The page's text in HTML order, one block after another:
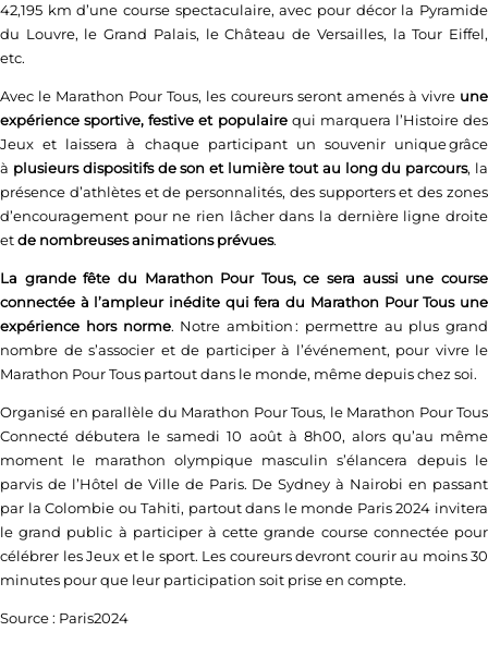
42,195 km d’une course spectaculaire, avec pour décor la Pyramide
du Louvre, le Grand Palais, le Château de Versailles, la Tour Eiffel,
etc.
Avec le Marathon Pour Tous, les coureurs seront amenés à vivre une
expérience sportive, festive et populairequi marquera l’Histoire des
Jeux et laissera à chaque participant un souvenir unique grâce
à plusieurs dispositifs de son et lumière tout au long du parcours, la
présence d’athlètes et de personnalités, des supporters et des zones
d’encouragement pour ne rien lâcher dans la dernière ligne droite
etde nombreuses animations prévues.
La grande fête du Marathon Pour Tous, ce sera aussi une course
connectée à l’ampleur inédite qui fera du Marathon Pour Tous une
expérience hors norme. Notre ambition : permettre au plus grand
nombre de s’associer et de participer à l’événement, pour vivre le
Marathon Pour Tous partout dans le monde, même depuis chez soi.
Organisé en parallèle du Marathon Pour Tous, le Marathon Pour Tous
Connecté débutera le samedi 10 août à 8h00, alors qu’au même
moment le marathon olympique masculin s’élancera depuis le
parvis de l’Hôtel de Ville de Paris. De Sydney à Nairobi en passant
par la Colombie ou Tahiti, partout dans le monde Paris 2024 invitera
le grand public à participer à cette grande course connectée pour
célébrer les Jeux et le sport. Les coureurs devront courir au moins 30
minutes pour que leur participation soit prise en compte.
Source : Paris2024